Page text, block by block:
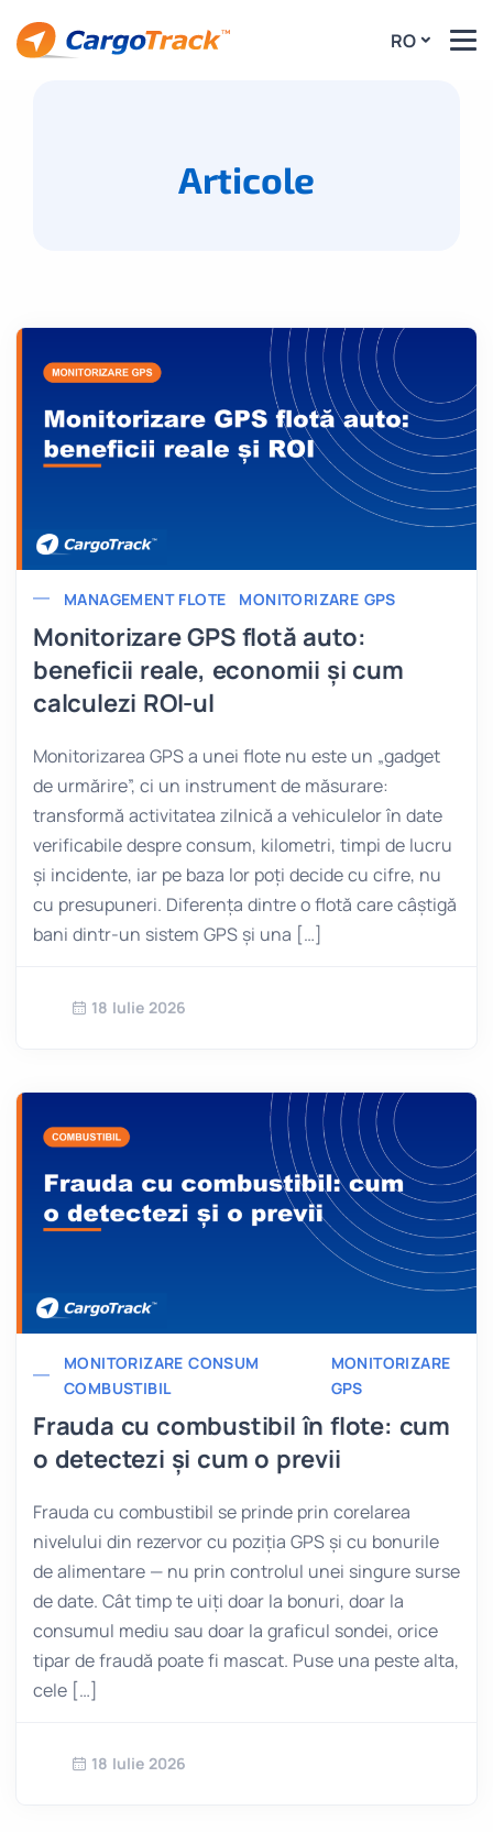
RO
Articole
MANAGEMENT FLOTE MONITORIZARE GPS
Monitorizare GPS flotă auto:
beneficii reale, economii și cum
calculezi ROI-ul
Monitorizarea GPS a unei flote nu este un „gadget
de urmărire”, ci un instrument de măsurare:
transformă activitatea zilnică a vehiculelor în date
verificabile despre consum, kilometri, timpi de lucru
și incidente, iar pe baza lor poți decide cu cifre, nu
cu presupuneri. Diferența dintre o flotă care câștigă
bani dintr-un sistem GPS și una […]
18 Iulie 2026
MONITORIZARE CONSUM
COMBUSTIBIL
MONITORIZARE
GPS
Frauda cu combustibil în flote: cum
o detectezi și cum o previi
Frauda cu combustibil se prinde prin corelarea
nivelului din rezervor cu poziția GPS și cu bonurile
de alimentare — nu prin controlul unei singure surse
de date. Cât timp te uiți doar la bonuri, doar la
consumul mediu sau doar la graficul sondei, orice
tipar de fraudă poate fi mascat. Puse una peste alta,
cele […]
18 Iulie 2026